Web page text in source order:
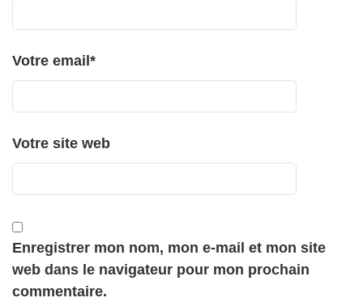
Votre email*
Votre site web
Enregistrer mon nom, mon e-mail et mon site
web dans le navigateur pour mon prochain
commentaire.